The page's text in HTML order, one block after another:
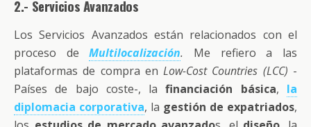
2.- Servicios Avanzados
Los Servicios Avanzados están relacionados con el
proceso deMultilocalización. Me refiero a las
plataformas de compra en Low-Cost Countries (LCC) -
Países de bajo coste-, lafinanciación básica, la
diplomacia corporativa, la gestión de expatriados,